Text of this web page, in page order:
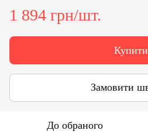
1 894 грн/шт.
Купити
Замовити
До обраного